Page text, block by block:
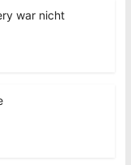
war nicht